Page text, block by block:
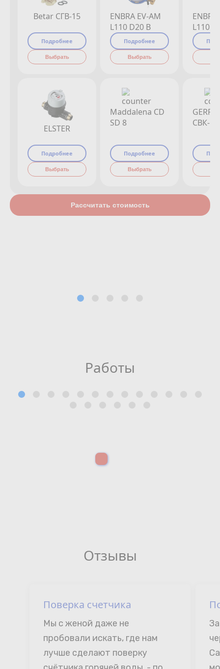
Betar СГВ-15
Подробнее
Выбрать
ELSTER
Подробнее
Выбрать
ENBRA EV-AM
L110 D20 B
Подробнее
Выбрать
Maddalena CD
SD 8
Подробнее
Выбрать
L110
СВК-
Рассчитать стоимость
Работы
Отзывы
Поверка счетчика
Мы с женой даже не
пробовали искать, где нам
лучше сделают поверку